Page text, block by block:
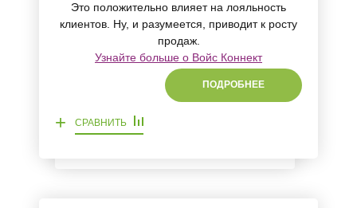
Это положительно влияет на лояльность
клиентов. Ну, и разумеется, приводит к росту
продаж.
Узнайте больше о Войс Коннект
ПОДРОБНЕЕ
+ СРАВНИТЬ